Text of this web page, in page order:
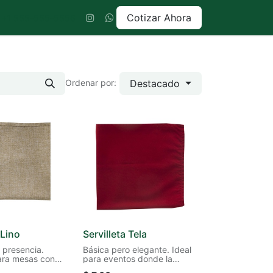
Cotizar Ahora
Ordenar por: Destacado
mesas con
Servilleta Tela
Básica pero elegante. Ideal
para eventos donde la